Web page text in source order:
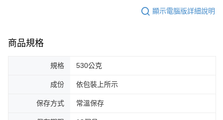
顯示電腦版詳細說明
商品規格
規格 530公克
成份 依包裝上所示
保存方式 常溫保存